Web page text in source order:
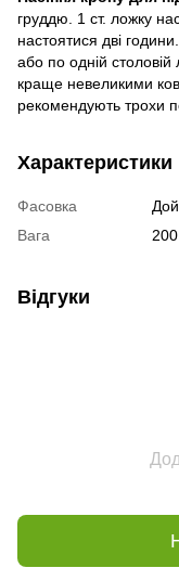
груддю. 1 ст. ложку
настоятися дві
або по одній
краще невеликими
рекомендують трохи
Характеристики
Фасовка
Вага
200
Відгуки